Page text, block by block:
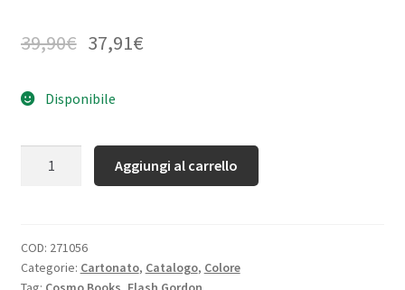
39,90€ 37,91€
Disponibile
Aggiungi al carrello
COD: 271056
Categorie: Cartonato, Catalogo, Colore